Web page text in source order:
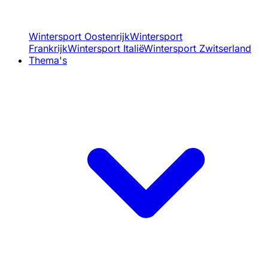
Wintersport OostenrijkWintersport
FrankrijkWintersport ItaliëWintersport Zwitserland
Thema's